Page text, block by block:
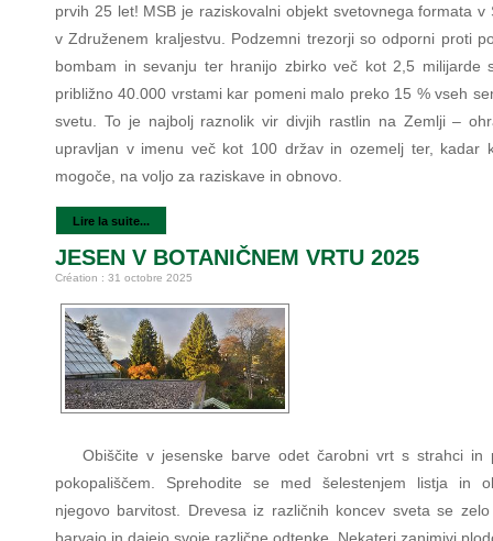
prvih 25 let! MSB je raziskovalni objekt svetovnega formata v
v Združenem kraljestvu. Podzemni trezorji so odporni proti
bombam in sevanju ter hranijo zbirko več kot 2,5 milijarde
približno 40.000 vrstami kar pomeni malo preko 15 % vseh
svetu. To je najbolj raznolik vir divjih rastlin na Zemlji –
upravljan v imenu več kot 100 držav in ozemelj ter, kadar
mogoče, na voljo za raziskave in obnovo.
Lire la suite...
JESEN V BOTANIČNEM VRTU 2025
Création : 31 octobre 2025
Obiščite v jesenske barve odet čarobni vrt s strahci in
pokopališčem. Sprehodite se med šelestenjem listja in
njegovo barvitost. Drevesa iz različnih koncev sveta se zelo